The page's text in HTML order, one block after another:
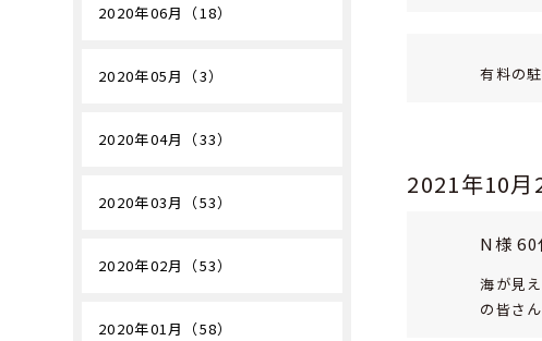
有料の
2021年10月
N様 60
海が見
の皆さ
2020年06月（18）
2020年05月（3）
2020年04月（33）
2020年03月（53）
2020年02月（53）
2020年01月（58）